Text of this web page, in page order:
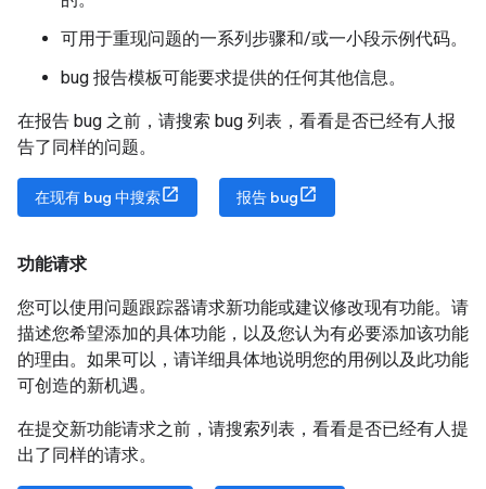
可用于重现问题的一系列步骤和/或一小段示例代码。
bug 报告模板可能要求提供的任何其他信息。
在报告 bug 之前，请搜索 bug 列表，看看是否已经有人报
告了同样的问题。
在现有 bug 中搜索 报告 bug
功能请求
您可以使用问题跟踪器请求新功能或建议修改现有功能。请
描述您希望添加的具体功能，以及您认为有必要添加该功能
的理由。如果可以，请详细具体地说明您的用例以及此功能
可创造的新机遇。
在提交新功能请求之前，请搜索列表，看看是否已经有人提
出了同样的请求。